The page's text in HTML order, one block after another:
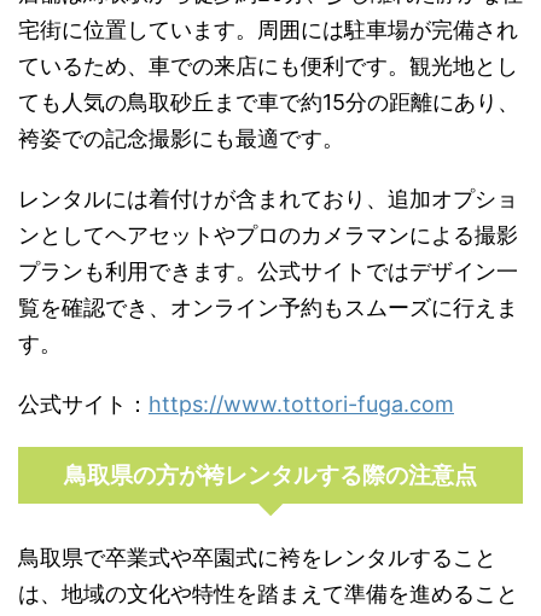
宅街に位置しています。周囲には駐車場が完備され
ているため、車での来店にも便利です。観光地とし
ても人気の鳥取砂丘まで車で約15分の距離にあり、
袴姿での記念撮影にも最適です。
レンタルには着付けが含まれており、追加オプショ
ンとしてヘアセットやプロのカメラマンによる撮影
プランも利用できます。公式サイトではデザイン一
覧を確認でき、オンライン予約もスムーズに行えま
す。
公式サイト： https://www.tottori-fuga.com
鳥取県の方が袴レンタルする際の注意点
鳥取県で卒業式や卒園式に袴をレンタルすること
は、地域の文化や特性を踏まえて準備を進めること